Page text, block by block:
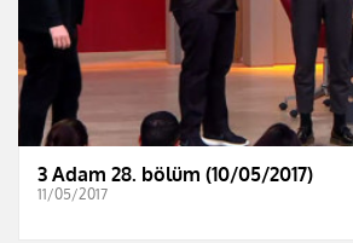
3 Adam 28. bölüm (10/05/2017)
11/05/2017